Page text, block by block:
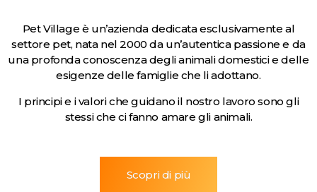
Pet Village è un’azienda dedicata esclusivamente al
settore pet, nata nel 2000 da un’autentica passione e da
una profonda conoscenza degli animali domestici e delle
esigenze delle famiglie che li adottano.
I principi e i valori che guidano il nostro lavoro sono gli
stessi che ci fanno amare gli animali.
Scopri di più